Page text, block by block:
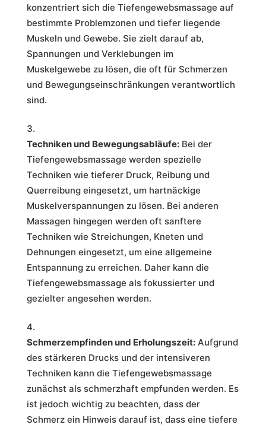
konzentriert sich die Tiefengewebsmassage auf
bestimmte Problemzonen und tiefer liegende
Muskeln und Gewebe. Sie zielt darauf ab,
Spannungen und Verklebungen im
Muskelgewebe zu lösen, die oft für Schmerzen
und Bewegungseinschränkungen verantwortlich
sind.
Techniken und Bewegungsabläufe:Bei der
Tiefengewebsmassage werden spezielle
Techniken wie tieferer Druck, Reibung und
Querreibung eingesetzt, um hartnäckige
Muskelverspannungen zu lösen. Bei anderen
Massagen hingegen werden oft sanftere
Techniken wie Streichungen, Kneten und
Dehnungen eingesetzt, um eine allgemeine
Entspannung zu erreichen. Daher kann die
Tiefengewebsmassage als fokussierter und
gezielter angesehen werden.
Schmerzempfinden und Erholungszeit:Aufgrund
des stärkeren Drucks und der intensiveren
Techniken kann die Tiefengewebsmassage
zunächst als schmerzhaft empfunden werden. Es
ist jedoch wichtig zu beachten, dass der
Schmerz ein Hinweis darauf ist, dass eine tiefere